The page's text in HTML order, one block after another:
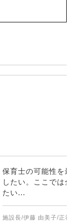
保育士の可能性を
したい。ここでは
たい...
施設長/伊藤 由美子/正社